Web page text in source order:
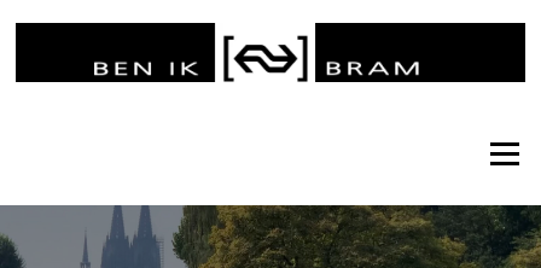
Menu